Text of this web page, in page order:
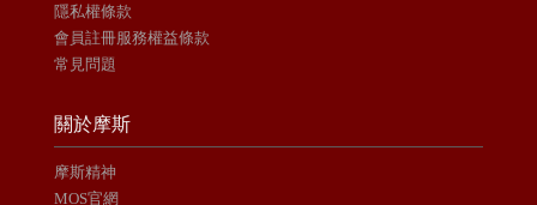
隱私權條款
會員註冊服務權益條款
常見問題
關於摩斯
摩斯精神
MOS官網